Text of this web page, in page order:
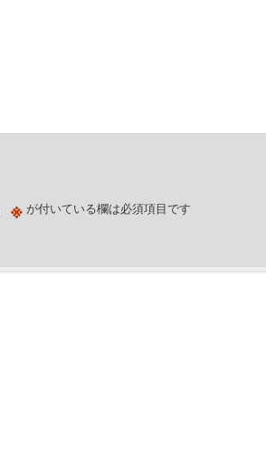
※が付いている欄は必須項目です